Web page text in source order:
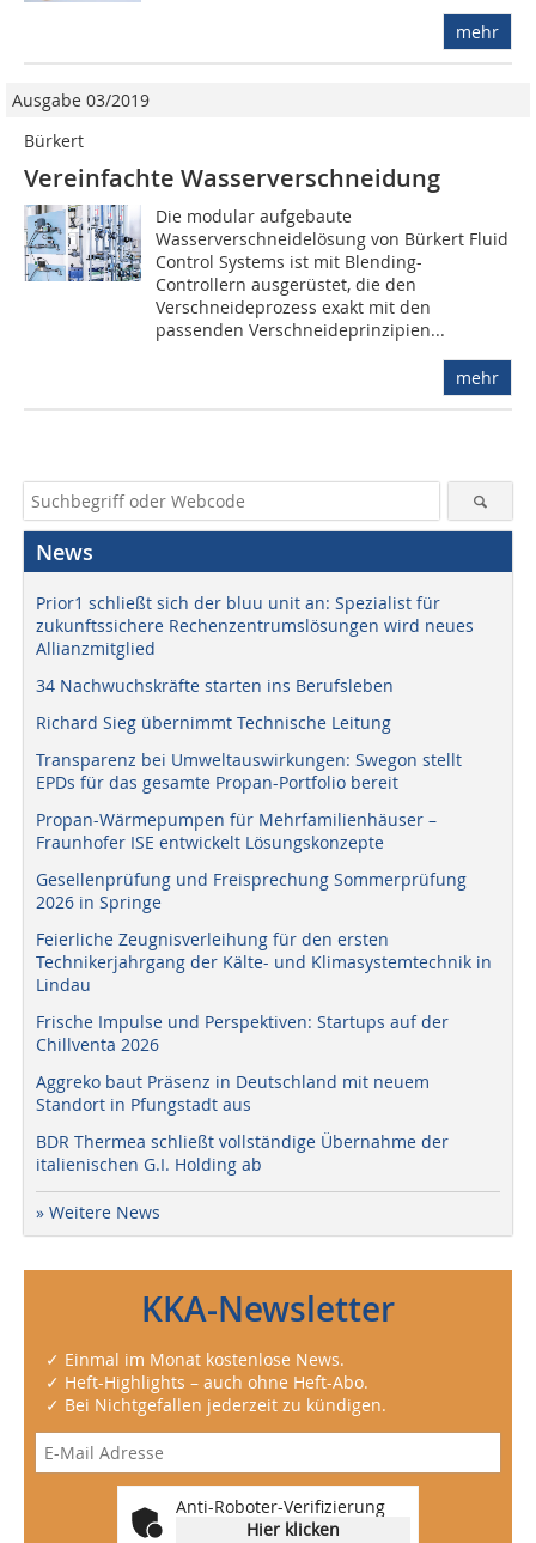
mehr
Ausgabe 03/2019
Bürkert
Vereinfachte Wasserverschneidung
Die modular aufgebaute
Wasserverschneidelösung von Bürkert Fluid
Control Systems ist mit Blending-
Controllern ausgerüstet, die den
Verschneideprozess exakt mit den
passenden Verschneideprinzipien...
mehr
News
Prior1 schließt sich der bluu unit an: Spezialist für
zukunftssichere Rechenzentrumslösungen wird neues
Allianzmitglied
34 Nachwuchskräfte starten ins Berufsleben
Richard Sieg übernimmt Technische Leitung
Transparenz bei Umweltauswirkungen: Swegon stellt
EPDs für das gesamte Propan-Portfolio bereit
Propan-Wärmepumpen für Mehrfamilienhäuser –
Fraunhofer ISE entwickelt Lösungskonzepte
Gesellenprüfung und Freisprechung Sommerprüfung
2026 in Springe
Feierliche Zeugnisverleihung für den ersten
Technikerjahrgang der Kälte- und Klimasystemtechnik in
Lindau
Frische Impulse und Perspektiven: Startups auf der
Chillventa 2026
Aggreko baut Präsenz in Deutschland mit neuem
Standort in Pfungstadt aus
BDR Thermea schließt vollständige Übernahme der
italienischen G.I. Holding ab
» Weitere News
KKA-Newsletter
✓ Einmal im Monat kostenlose News.
✓ Heft-Highlights – auch ohne Heft-Abo.
✓ Bei Nichtgefallen jederzeit zu kündigen.
Anti-Roboter-Verifizierung
Hier klicken